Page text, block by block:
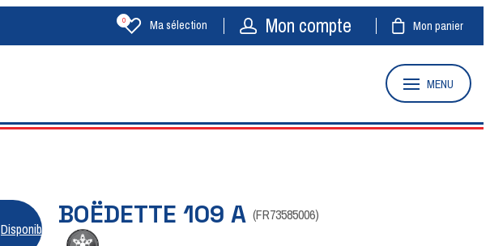
Ma sélection
0 Mon compte Mon panier
MENU
DisponibilitésBOËDETTE 109 A (FR73585006)